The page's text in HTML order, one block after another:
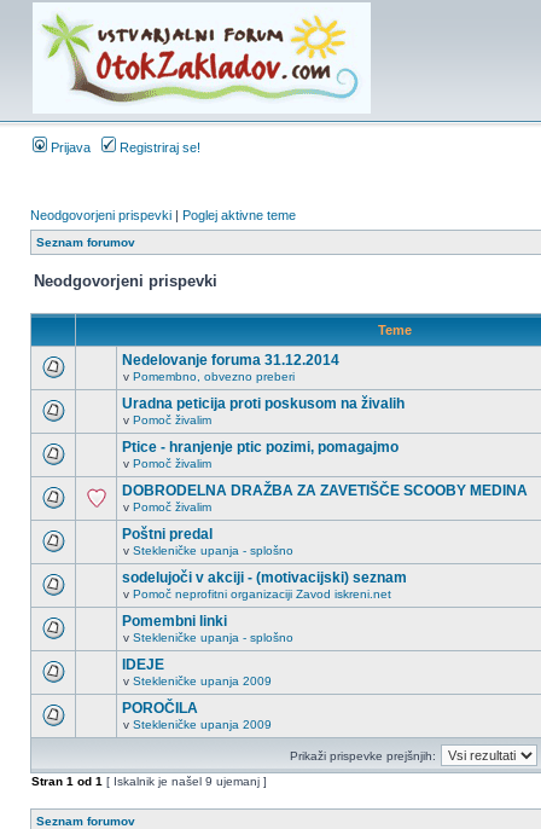
Prijava Registriraj se!
Neodgovorjeni prispevki | Poglej aktivne teme
Seznam forumov
Neodgovorjeni prispevki
Teme
Nedelovanje foruma 31.12.2014
v Pomembno, obvezno preberi
Uradna peticija proti poskusom na živalih
v Pomoč živalim
Ptice - hranjenje ptic pozimi, pomagajmo
v Pomoč živalim
DOBRODELNA DRAŽBA ZA ZAVETIŠČE SCOOBY MEDINA
v Pomoč živalim
Poštni predal
v Stekleničke upanja - splošno
sodelujoči v akciji - (motivacijski) seznam
v Pomoč neprofitni organizaciji Zavod iskreni.net
Pomembni linki
v Stekleničke upanja - splošno
IDEJE
v Stekleničke upanja 2009
POROČILA
v Stekleničke upanja 2009
Prikaži prispevke prejšnjih:
Stran 1 od 1 [ Iskalnik je našel 9 ujemanj ]
Seznam forumov